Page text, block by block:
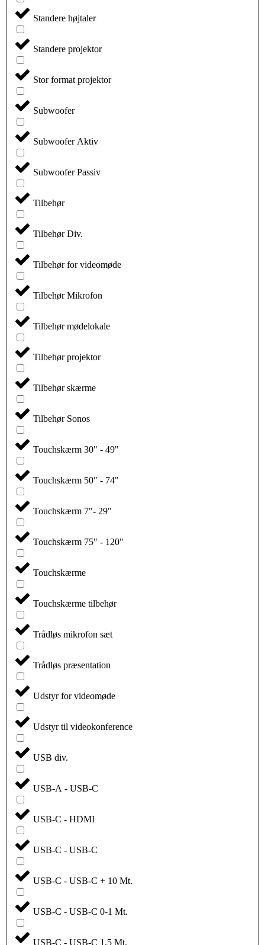
Standere højtaler
Standere projektor
Stor format projektor
Subwoofer
Subwoofer Aktiv
Subwoofer Passiv
Tilbehør
Tilbehør Div.
Tilbehør for videomøde
Tilbehør Mikrofon
Tilbehør mødelokale
Tilbehør projektor
Tilbehør skærme
Tilbehør Sonos
Touchskærm 30" - 49"
Touchskærm 50" - 74"
Touchskærm 7"- 29"
Touchskærm 75" - 120"
Touchskærme
Touchskærme tilbehør
Trådløs mikrofon sæt
Trådløs præsentation
Udstyr for videomøde
Udstyr til videokonference
USB div.
USB-A - USB-C
USB-C - HDMI
USB-C - USB-C
USB-C - USB-C + 10 Mt.
USB-C - USB-C 0-1 Mt.
USB-C - USB-C 1,5 Mt.